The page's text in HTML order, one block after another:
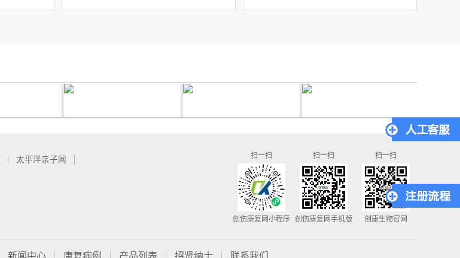
太平洋亲子网 扫一扫
创伤康复网小程序
扫一扫
创伤康复网手机版
扫一扫
创康生物官网
新闻中心 康复病例 产品列表 招贤纳士 联系我们